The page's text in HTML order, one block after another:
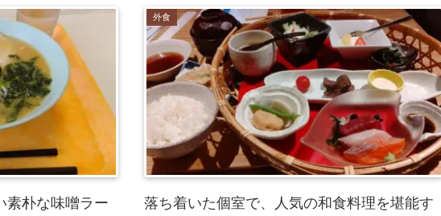
素朴な味噌ラー
外食
落ち着いた個室で、人気の和食料理を堪能す